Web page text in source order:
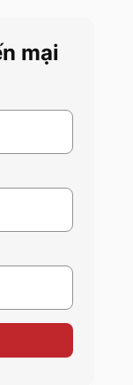
để bạn sắm
trong mùa hè
mại